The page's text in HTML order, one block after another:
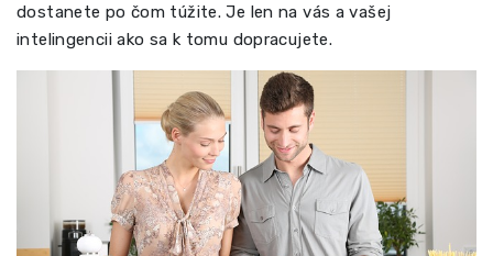
dostanete po čom túžite. Je len na vás a vašej
intelingencii ako sa k tomu dopracujete.